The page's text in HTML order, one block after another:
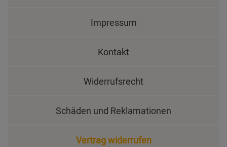
Impressum
Kontakt
Widerrufsrecht
Schäden und Reklamationen
Vertrag widerrufen